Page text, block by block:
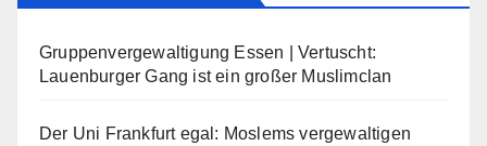
Gruppenvergewaltigung Essen | Vertuscht:
Lauenburger Gang ist ein großer Muslimclan
Der Uni Frankfurt egal: Moslems vergewaltigen